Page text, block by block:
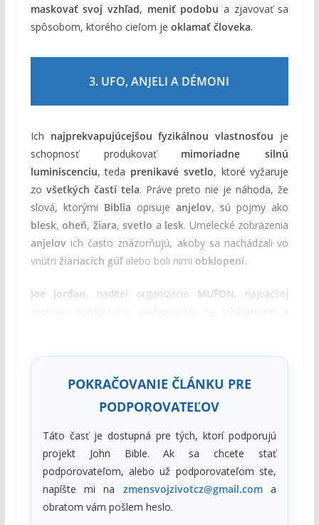
maskovať svoj vzhľad, meniť podobu a zjavovať sa
spôsobom, ktorého cieľom je oklamať človeka.
3. UFO, ANJELI A DÉMONI
Ich najprekvapujúcejšou fyzikálnou vlastnosťou je
schopnosť produkovať mimoriadne silnú
luminiscenciu, teda prenikavé svetlo, ktoré vyžaruje
zo všetkých častí tela. Práve preto nie je náhoda, že
slová, ktorými Biblia opisujeanjelov, sú pojmy ako
blesk,oheň, žiara,svetlo a lesk. Umelecké zobrazenia
anjelovich často znázorňujú, akoby sa nachádzali vo
vnútri žiariacich gúľalebo boli nimi obklopení.
Joe Jordan, riaditeľ organizácie MUFON, najväčšej
POKRAČOVANIE ČLÁNKU PRE
PODPOROVATEĽOV
Táto časť je dostupná pre tých, ktorí podporujú
projekt John Bible. Ak sa chcete stať
podporovateľom, alebo už podporovateľom ste,
napíšte mi na zmensvojzivotcz@gmail.coma
obratom vám pošlem heslo.